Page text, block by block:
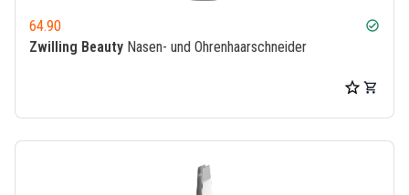
64.90 check_circle
Zwilling Beauty Nasen- und Ohrenhaarschneider